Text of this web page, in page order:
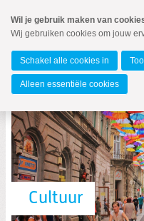
naar
Spring
de
inhoud
Spring
naar
hoofdmenu
Noord-Holland
Standpunten
Kieskompas
Cultuur
Wil je gebruik maken van
Wij gebruiken cookies om jouw
Schakel alle cookies in
Alleen essentiële cookies